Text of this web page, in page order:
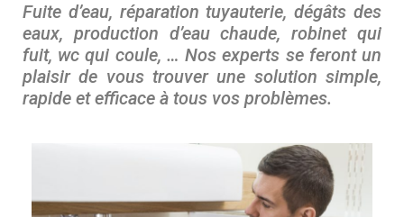
Fuite d’eau, réparation tuyauterie, dégâts des
eaux, production d’eau chaude, robinet qui
fuit, wc qui coule, … Nos experts se feront un
plaisir de vous trouver une solution simple,
rapide et efficace à tous vos problèmes.